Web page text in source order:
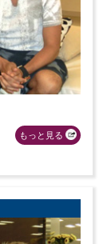
もっと見る